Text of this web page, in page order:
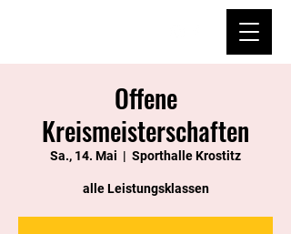
Offene
Kreismeisterschaften
Sa., 14. Mai
  |
Sporthalle Krostitz
alle Leistungsklassen